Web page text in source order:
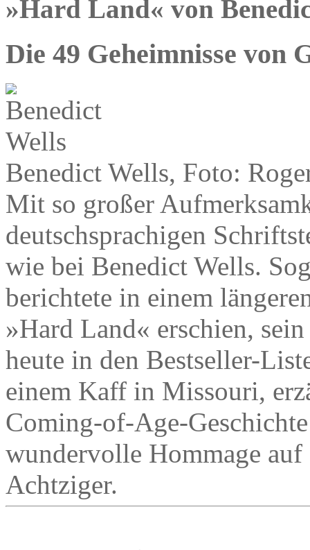
»Hard Land« von
Die 49 Geheimnisse von
Benedict Wells, Foto:
Mit so großer
deutschsprachigen
wie bei Benedict Wells.
berichtete in einem
»Hard Land« erschien,
heute in den Bestseller-
einem Kaff in Missouri,
Coming-of-Age-
wundervolle Hommage
Achtziger.